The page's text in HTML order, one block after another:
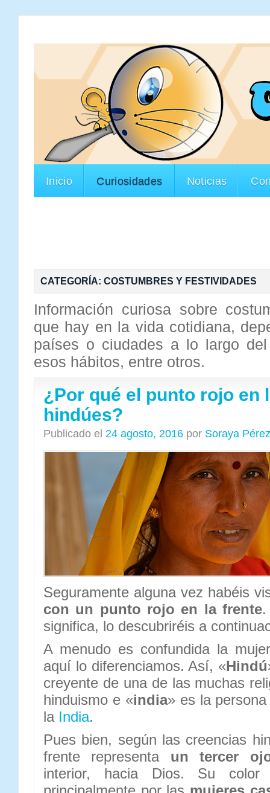
Inicio Curiosidades Noticias
CATEGORÍA: COSTUMBRES Y FESTIVIDADES
Información curiosa sobre
que hay en la vida cotidiana,
países o ciudades a lo largo
esos hábitos, entre otros.
¿Por qué el punto rojo en
hindúes?
Publicado el 24 agosto, 2016 por Soraya Pérez
Seguramente alguna vez habéis
con un punto rojo en la frente
significa, lo descubriréis a
A menudo es confundida la
aquí lo diferenciamos. Así, «Hindú
creyente de una de las muchas
hinduismo e «india» es la
la India.
Pues bien, según las creencias
frente representa un tercer
interior, hacia Dios. Su